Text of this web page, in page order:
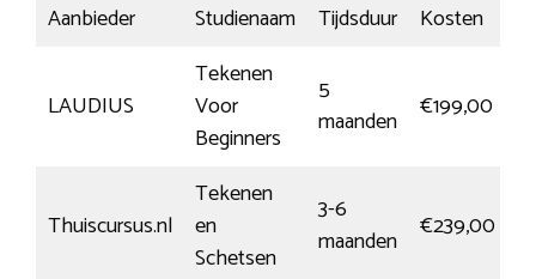
Aanbieder Studienaam Tijdsduur Kosten
LAUDIUS
Tekenen
Voor
Beginners
5
maanden
€199,00
Thuiscursus.nl
Tekenen
en
Schetsen
3-6
maanden
€239,00